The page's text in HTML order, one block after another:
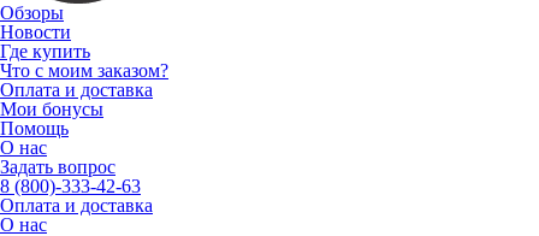
Обзоры
Новости
Где купить
Что с моим заказом?
Оплата и доставка
Мои бонусы
Помощь
О нас
Задать вопрос
8 (800)-333-42-63
Оплата и доставка
О нас